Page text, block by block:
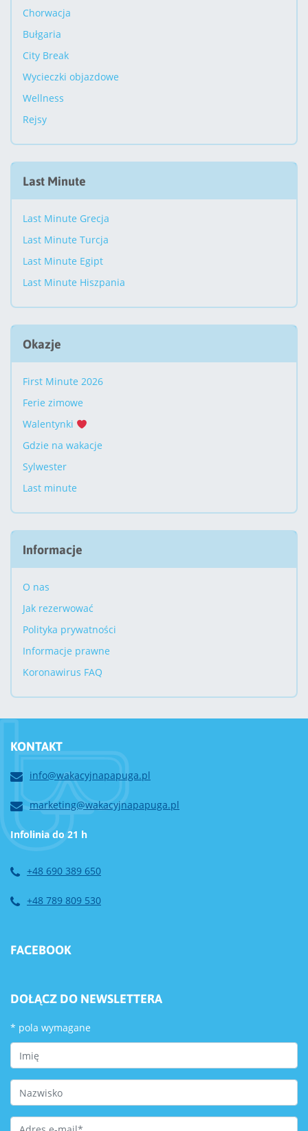
Chorwacja
Bułgaria
City Break
Wycieczki objazdowe
Wellness
Rejsy
Last Minute
Last Minute Grecja
Last Minute Turcja
Last Minute Egipt
Last Minute Hiszpania
Okazje
First Minute 2026
Ferie zimowe
Walentynki
Gdzie na wakacje
Sylwester
Last minute
Informacje
O nas
Jak rezerwować
Polityka prywatności
Informacje prawne
Koronawirus FAQ
KONTAKT
info@wakacyjnapapuga.pl
marketing@wakacyjnapapuga.pl
Infolinia do 21 h
+48 690 389 650
+48 789 809 530
FACEBOOK
DOŁĄCZ DO NEWSLETTERA
* pola wymagane
First Name
Last Name
Email Address*